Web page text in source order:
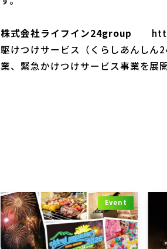
株式会社ライフイン24group
駆けつけサービス（くらしあんしん
業、緊急かけつけサービス事業を展開
Event